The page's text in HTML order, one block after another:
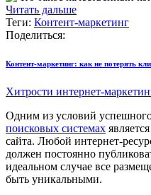
Читать дальше
Теги: Контент-маркетинг
Поделиться:
Контент-маркетинг: как не потерять
Хитрости интернет-
Одним из условий
поисковых системах
сайта. Любой интернет-
должен постоянно
идеальном случае все
быть уникальными.